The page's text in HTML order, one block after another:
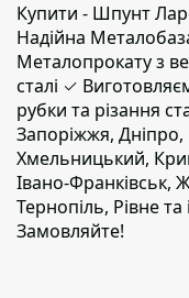
Купити - Шпунт
Надійна
Металопрокату з
сталі ✓
рубки та різання
Запоріжжя, Дніпро,
Хмельницький,
Івано-Франківськ,
Тернопіль, Рівне
Замовляйте!